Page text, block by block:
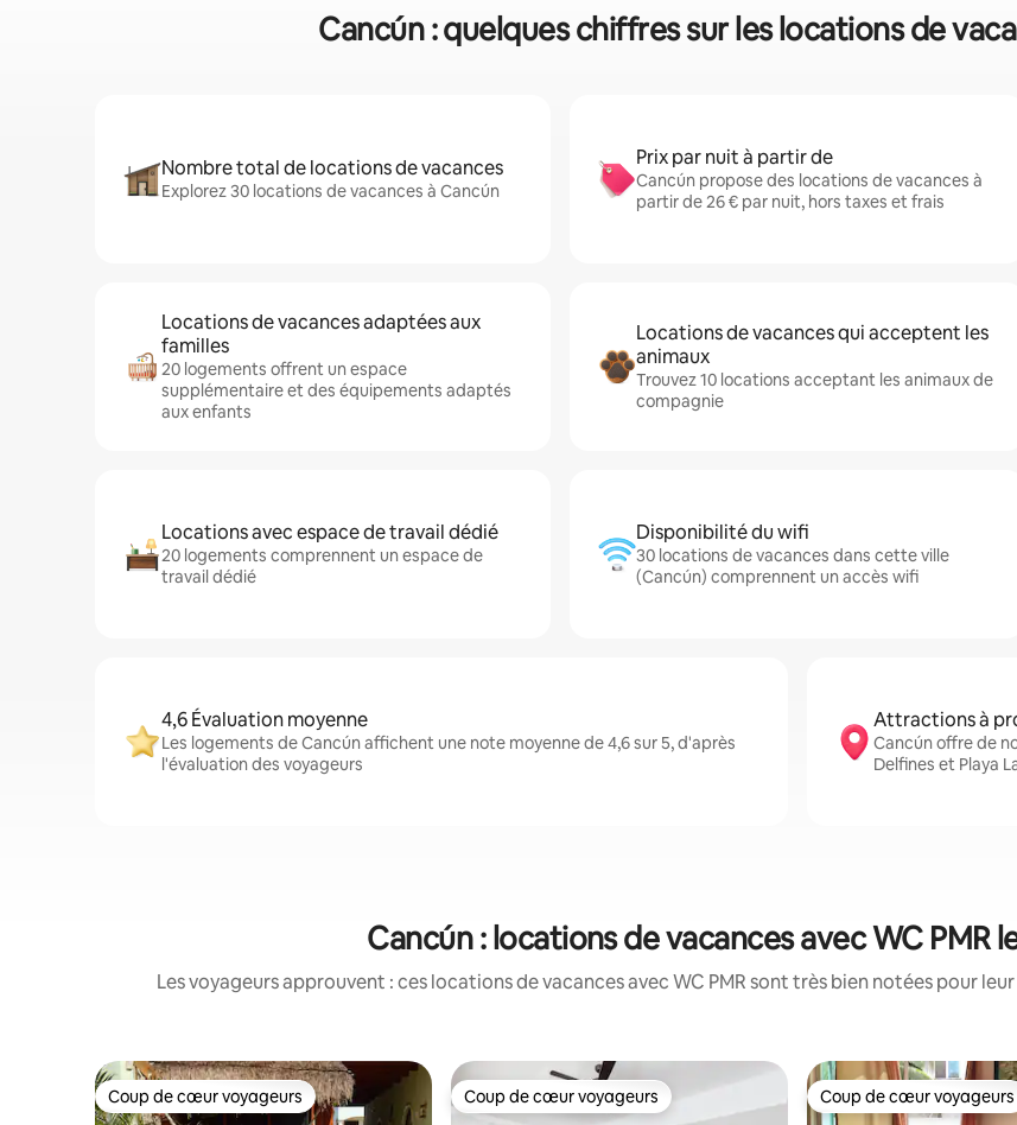
Cancún : quelques chiffres sur les locations de
Nombre total de locations de vacances
Explorez 30 locations de vacances à Cancún
Prix par nuit à partir de
Cancún propose des locations de vacances à
partir de 26 € par nuit, hors taxes et frais
Locations de vacances adaptées aux
familles
20 logements offrent un espace
supplémentaire et des équipements adaptés
aux enfants
Locations de vacances qui acceptent les
animaux
Trouvez 10 locations acceptant les animaux de
compagnie
Locations avec espace de travail dédié
20 logements comprennent un espace de
travail dédié
Disponibilité du wifi
30 locations de vacances dans cette ville
(Cancún) comprennent un accès wifi
4,6 Évaluation moyenne
Les logements de Cancún affichent une note moyenne de 4,6 sur 5, d'après
l'évaluation des voyageurs
Attractions à
Cancún offre de
Delfines et Playa
Cancún : locations de vacances avec WC PMR
Les voyageurs approuvent : ces locations de vacances avec WC PMR sont très bien notées pour
Coup de cœur voyageurs
Coup de cœur voyageurs Coup de cœur voyageurs
Coup de cœur voyageurs Coup de cœur voyageurs
Coup de cœur voyageurs